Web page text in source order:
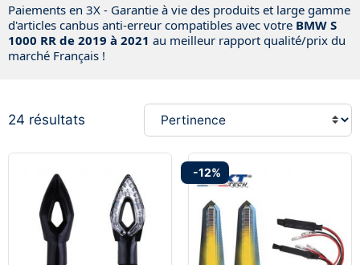
Paiements en 3X - Garantie à vie des produits et large gamme
d'articles canbus anti-erreur compatibles avec votre BMW S
1000 RR de 2019 à 2021 au meilleur rapport qualité/prix du
marché Français !
24 résultats
-12%